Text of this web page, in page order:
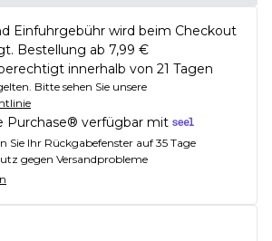
Einfuhrgebühr wird beim Checkout
Bestellung ab 7,99 €
innerhalb von 21 Tagen
Bitte sehen Sie unsere
Purchase® verfügbar mit
Sie Ihr Rückgabefenster auf 35 Tage
gegen Versandprobleme